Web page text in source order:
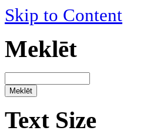
Skip to Content
Meklēt
Text Size